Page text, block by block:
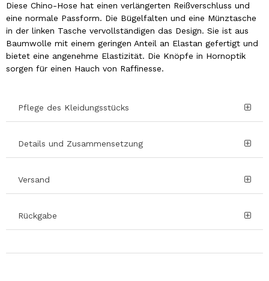
Diese Chino-Hose hat einen verlängerten Reißverschluss und
eine normale Passform. Die Bügelfalten und eine Münztasche
in der linken Tasche vervollständigen das Design. Sie ist aus
Baumwolle mit einem geringen Anteil an Elastan gefertigt und
bietet eine angenehme Elastizität. Die Knöpfe in Hornoptik
sorgen für einen Hauch von Raffinesse.
Pflege des Kleidungsstücks
Details und Zusammensetzung
Versand
Rückgabe